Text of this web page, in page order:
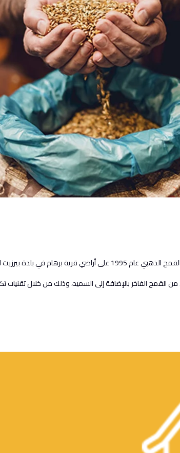
إجمالية تبلغ مساحتها حوالي 32 دونم.
من القمح الفاخر بالإضافة إلى السميد، وذلك من خلال